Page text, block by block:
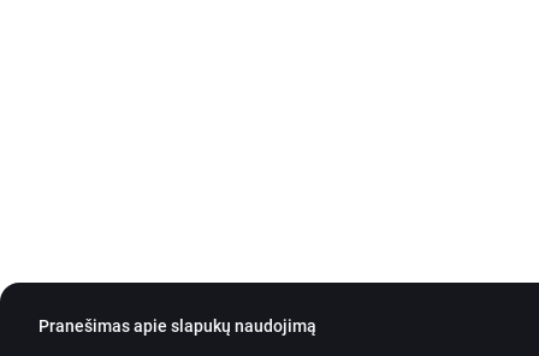
Pranešimas apie slapukų naudojimą